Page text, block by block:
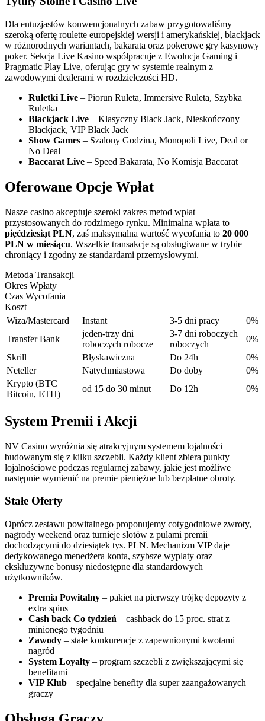
Dla entuzjastów konwencjonalnych zabaw przygotowaliśmy
szeroką ofertę roulette europejskiej wersji i amerykańskiej, blackjack
w różnorodnych wariantach, bakarata oraz pokerowe gry kasynowy
poker. Sekcja Live Kasino współpracuje z Ewolucja Gaming i
Pragmatic Play Live, oferując gry w systemie realnym z
zawodowymi dealerami w rozdzielczości HD.
Ruletki Live – Piorun Ruleta, Immersive Ruleta, Szybka
Ruletka
Blackjack Live – Klasyczny Black Jack, Nieskończony
Blackjack, VIP Black Jack
Show Games – Szalony Godzina, Monopoli Live, Deal or
No Deal
Baccarat Live – Speed Bakarata, No Komisja Baccarat
Oferowane Opcje Wpłat
Nasze casino akceptuje szeroki zakres metod wpłat
przystosowanych do rodzimego rynku. Minimalna wpłata to
pięćdziesiąt PLN, zaś maksymalna wartość wycofania to 20 000
PLN w miesiącu. Wszelkie transakcje są obsługiwane w trybie
chroniący i zgodny ze standardami przemysłowymi.
Metoda Transakcji
Okres Wpłaty
Czas Wycofania
Koszt
Wiza/Mastercard
Instant 3-5 dni pracy
0%
Transfer Bank
jeden-trzy dni
roboczych robocze
3-7 dni roboczych
roboczych
0%
Skrill
Błyskawiczna Do 24h
0%
Neteller
Natychmiastowa Do doby
0%
Krypto (BTC
Bitcoin, ETH)
od 15 do 30 minut Do 12h 0%
System Premii i Akcji
NV Casino wyróżnia się atrakcyjnym systemem lojalności
budowanym się z kilku szczebli. Każdy klient zbiera punkty
lojalnościowe podczas regularnej zabawy, jakie jest możliwe
następnie wymienić na premie pieniężne lub bezpłatne obroty.
Stałe Oferty
Oprócz zestawu powitalnego proponujemy cotygodniowe zwroty,
nagrody weekend oraz turnieje slotów z pulami premii
dochodzącymi do dziesiątek tys. PLN. Mechanizm VIP daje
dedykowanego menedżera konta, szybsze wyplaty oraz
ekskluzywne bonusy niedostępne dla standardowych
użytkowników.
Premia Powitalny – pakiet na pierwszy trójkę depozyty z
extra spins
Cash back Co tydzień – cashback do 15 proc. strat z
minionego tygodniu
Zawody – stałe konkurencje z zapewnionymi kwotami
nagród
System Loyalty – program szczebli z zwiększającymi się
benefitami
VIP Klub – specjalne benefity dla super zaangażowanych
graczy